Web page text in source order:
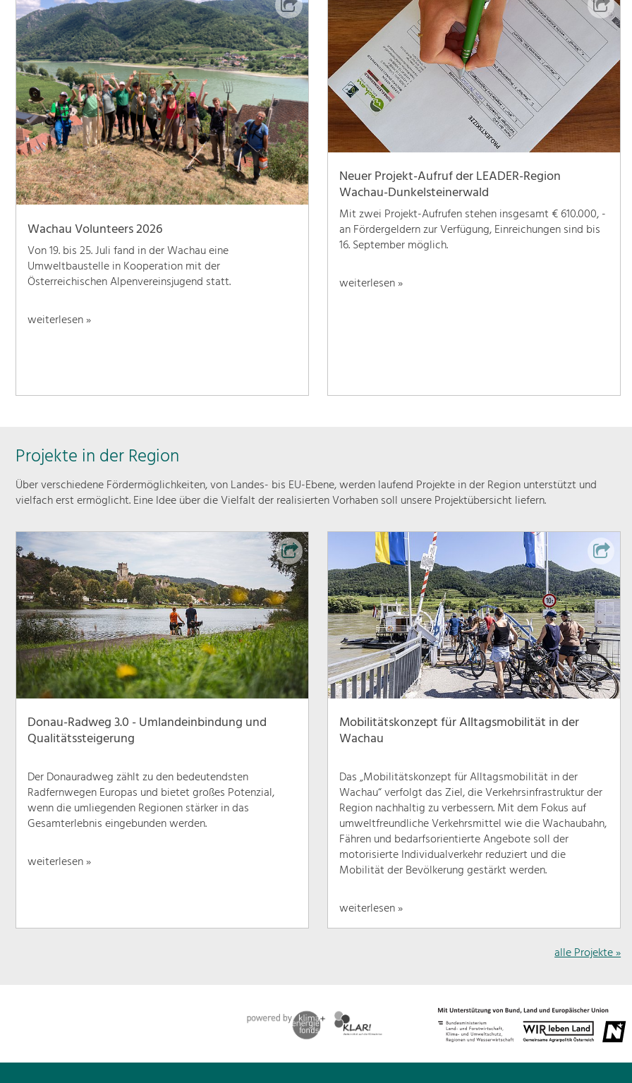
Wachau Volunteers 2026
Von 19. bis 25. Juli fand in der Wachau eine
Umweltbaustelle in Kooperation mit der
Österreichischen Alpenvereinsjugend statt.
weiterlesen »
Neuer Projekt-Aufruf der LEADER-Region
Wachau-Dunkelsteinerwald
Mit zwei Projekt-Aufrufen stehen insgesamt € 610.000, -
an Fördergeldern zur Verfügung, Einreichungen sind bis
16. September möglich.
weiterlesen »
Projekte in der Region
Über verschiedene Fördermöglichkeiten, von Landes- bis EU-Ebene, werden laufend Projekte in der Region unterstützt und
vielfach erst ermöglicht. Eine Idee über die Vielfalt der realisierten Vorhaben soll unsere Projektübersicht liefern.
Donau-Radweg 3.0 - Umlandeinbindung und
Qualitätssteigerung
Der Donauradweg zählt zu den bedeutendsten
Radfernwegen Europas und bietet großes Potenzial,
wenn die umliegenden Regionen stärker in das
Gesamterlebnis eingebunden werden.
weiterlesen »
Mobilitätskonzept für Alltagsmobilität in der
Wachau
Das „Mobilitätskonzept für Alltagsmobilität in der
Wachau“ verfolgt das Ziel, die Verkehrsinfrastruktur der
Region nachhaltig zu verbessern. Mit dem Fokus auf
umweltfreundliche Verkehrsmittel wie die Wachaubahn,
Fähren und bedarfsorientierte Angebote soll der
motorisierte Individualverkehr reduziert und die
Mobilität der Bevölkerung gestärkt werden.
weiterlesen »
alle Projekte »